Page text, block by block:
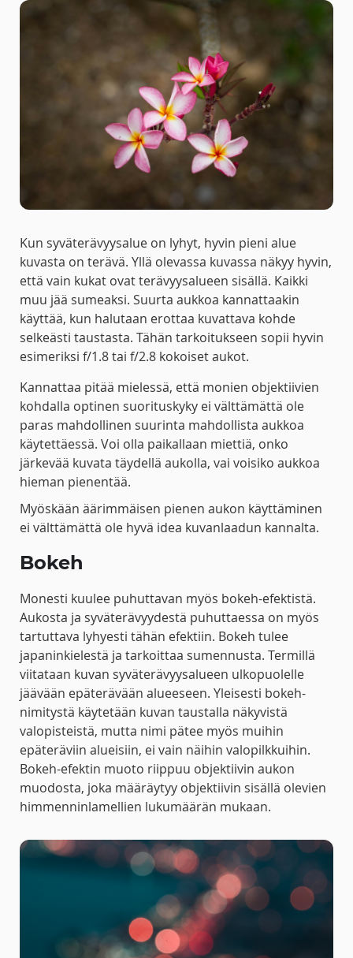
Kun syväterävyysalue on lyhyt, hyvin pieni alue
kuvasta on terävä. Yllä olevassa kuvassa näkyy hyvin,
että vain kukat ovat terävyysalueen sisällä. Kaikki
muu jää sumeaksi. Suurta aukkoa kannattaakin
käyttää, kun halutaan erottaa kuvattava kohde
selkeästi taustasta. Tähän tarkoitukseen sopii hyvin
esimeriksi f/1.8 tai f/2.8 kokoiset aukot.
Kannattaa pitää mielessä, että monien objektiivien
kohdalla optinen suorituskyky ei välttämättä ole
paras mahdollinen suurinta mahdollista aukkoa
käytettäessä. Voi olla paikallaan miettiä, onko
järkevää kuvata täydellä aukolla, vai voisiko aukkoa
hieman pienentää.
Myöskään äärimmäisen pienen aukon käyttäminen
ei välttämättä ole hyvä idea kuvanlaadun kannalta.
Bokeh
Monesti kuulee puhuttavan myös bokeh-efektistä.
Aukosta ja syväterävyydestä puhuttaessa on myös
tartuttava lyhyesti tähän efektiin. Bokeh tulee
japaninkielestä ja tarkoittaa sumennusta. Termillä
viitataan kuvan syväterävyysalueen ulkopuolelle
jäävään epäterävään alueeseen. Yleisesti bokeh-
nimitystä käytetään kuvan taustalla näkyvistä
valopisteistä, mutta nimi pätee myös muihin
epäteräviin alueisiin, ei vain näihin valopilkkuihin.
Bokeh-efektin muoto riippuu objektiivin aukon
muodosta, joka määräytyy objektiivin sisällä olevien
himmenninlamellien lukumäärän mukaan.